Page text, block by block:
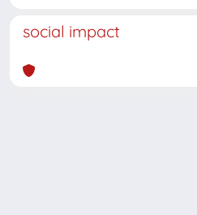
social impact